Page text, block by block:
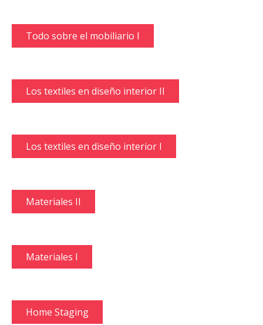
Todo sobre el mobiliario I
Los textiles en diseño interior II
Los textiles en diseño interior I
Materiales II
Materiales I
Home Staging